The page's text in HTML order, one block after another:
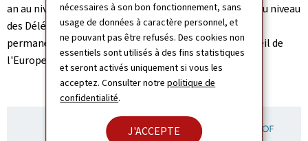
nécessaires à son bon fonctionnement, sans
usage de données à caractère personnel, et
ne pouvant pas être refusés. Des cookies non
essentiels sont utilisés à des fins statistiques
et seront activés uniquement si vous les
acceptez. Consulter notrepolitique de
confidentialité.
J'ACCEPTE
an au niveau ministériel et de manière hebdomadaire au niveau
des Délégués des ministres, qui sont les représentants
permanents (ambassadeurs) nommés auprès du Conseil de
l'Europe.